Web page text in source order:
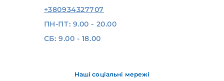
Наші соціальні мережі
+380934327707
ПН-ПТ: 9.00 - 20.00
СБ: 9.00 - 18.00